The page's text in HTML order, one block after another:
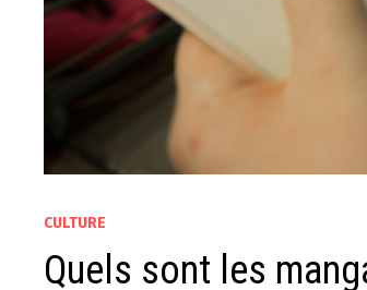
CULTURE
Quels sont les